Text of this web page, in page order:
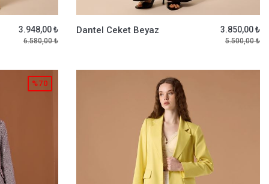
3.948,00 ₺
6.580,00 ₺
Dantel Ceket Beyaz 3.850,00 ₺
5.500,00 ₺
%70